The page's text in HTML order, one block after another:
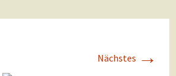
Nächstes →